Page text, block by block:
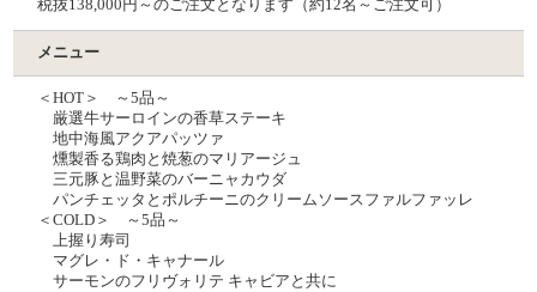
税抜138,000円～のご注文となります（約12名～ご注文可）
メニュー
＜HOT＞ ～5品～
厳選牛サーロインの香草ステーキ
地中海⾵アクアパッツァ
燻製香る鶏肉と焼葱のマリアージュ
三元豚と温野菜のバーニャカウダ
パンチェッタとポルチーニのクリームソースファルファッレ
＜COLD＞ ～5品～
上握り寿司
マグレ・ド・キャナール
サーモンのフリヴォリテ キャビアと共に